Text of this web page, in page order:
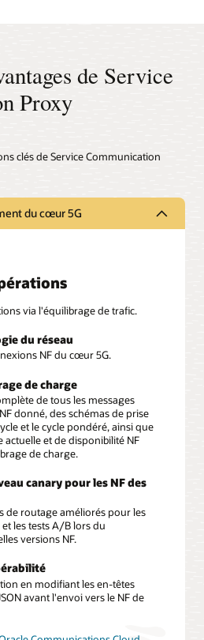
de Service
Proxy
clés de Service Communication
du cœur 5G
via l'équilibrage de trafic.
du réseau
NF du cœur 5G.
de charge
de tous les messages
donné, des schémas de prise
et le cycle pondéré, ainsi que
actuelle et de disponibilité NF
de charge.
canary pour les NF des
de routage améliorés pour les
les tests A/B lors du
versions NF.
en modifiant les en-têtes
avant l'envoi vers le NF de